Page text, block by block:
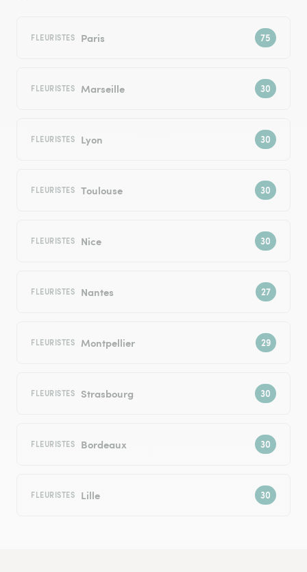
FLEURISTES Paris
FLEURISTES Marseille
FLEURISTES Lyon
FLEURISTES Toulouse
FLEURISTES Nice
FLEURISTES Nantes
FLEURISTES Montpellier
FLEURISTES Strasbourg
FLEURISTES Bordeaux
FLEURISTES Lille